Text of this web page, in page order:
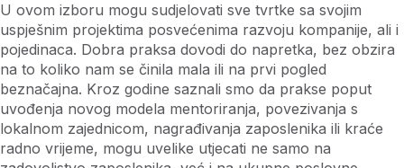
U ovom izboru mogu sudjelovati sve tvrtke sa svojim
uspješnim projektima posvećenima razvoju kompanije, ali i
pojedinaca. Dobra praksa dovodi do napretka, bez obzira
na to koliko nam se činila mala ili na prvi pogled
beznačajna. Kroz godine saznali smo da prakse poput
uvođenja novog modela mentoriranja, povezivanja s
lokalnom zajednicom, nagrađivanja zaposlenika ili kraće
radno vrijeme, mogu uvelike utjecati ne samo na